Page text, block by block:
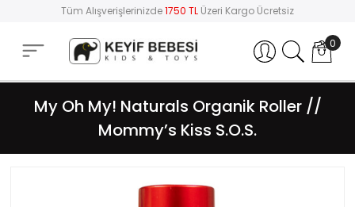
Tüm Alışverişlerinizde1750 TL Üzeri Kargo Ücretsiz
Hesabım 0
My Oh My! Naturals Organik Roller //
Mommy’s Kiss S.O.S.